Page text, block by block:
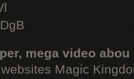
mega video abou
Magic